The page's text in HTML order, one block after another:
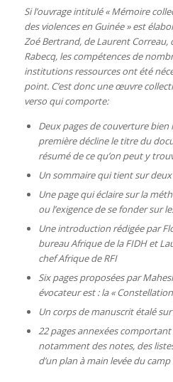
Si l’ouvrage intitulé « Mémoire
des violences en Guinée » est
Zoé Bertrand, de Laurent Correau,
Rabecq, les compétences de
institutions ressources ont été
point. C’est donc une œuvre
verso qui comporte:
Deux pages de couverture
première décline le titre du
résumé de ce qu’on peut y
Un sommaire qui tient sur deux
Une page qui éclaire sur la
ou l’exigence de se fonder sur
Une introduction rédigée par
bureau Afrique de la FIDH et
chef Afrique de RFI
Six pages proposées par
évocateur est : la «
Un corps de manuscrit étalé
22 pages annexées
notamment des notes, des
d’un plan à main levée du